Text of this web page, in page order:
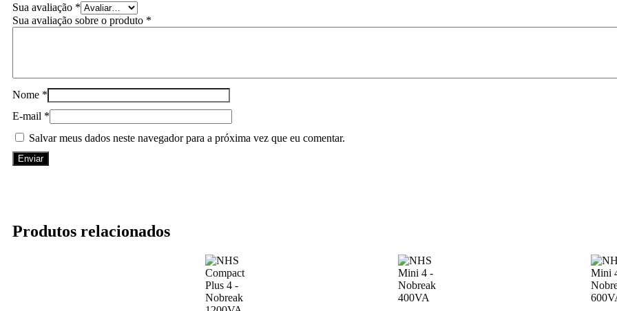
Sua avaliação *
Sua avaliação sobre o produto *
Nome *
E-mail *
Salvar meus dados neste navegador para a próxima vez que eu comentar.
Produtos relacionados